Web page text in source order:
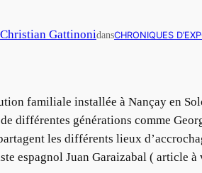
Christian GattinonidansCHRONIQUES
familiale installée à Nançay en
différentes générations comme
les différents lieux
espagnol Juan Garaizabal ( article à